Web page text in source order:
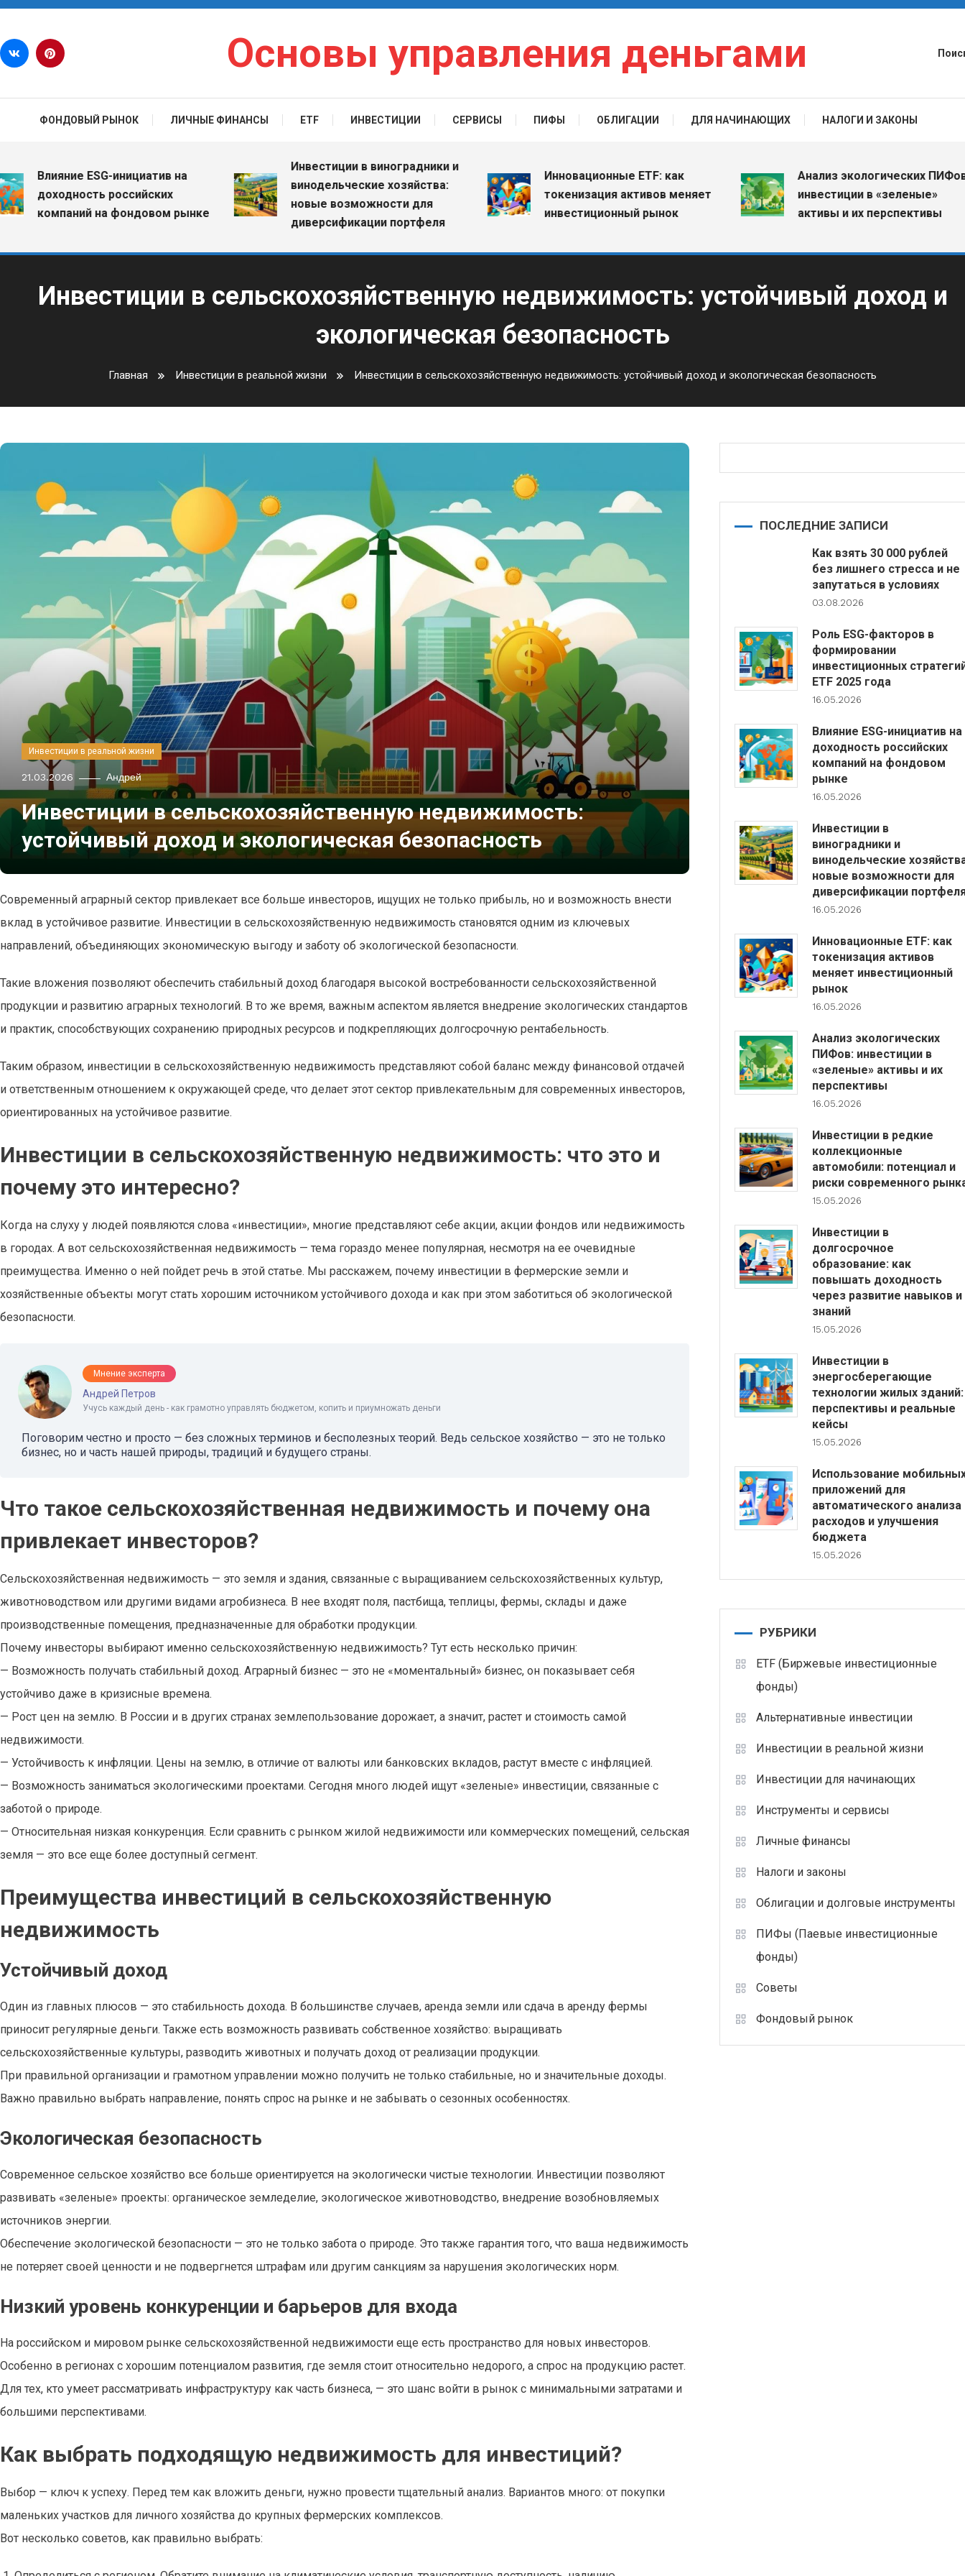
Перейти к содержимому
Основы управления деньгами
ФОНДОВЫЙ РЫНОК ЛИЧНЫЕ ФИНАНСЫ ETF ИНВЕСТИЦИИ СЕРВИСЫ ПИФЫ ОБЛИГАЦИИ ДЛЯ НАЧИНАЮЩИХ НАЛОГИ И ЗАКОНЫ
Влияние ESG-инициатив на
доходность российских
компаний на фондовом рынке
Инвестиции в виноградники и
винодельческие хозяйства:
новые возможности для
диверсификации портфеля
Инновационные ETF: как
токенизация активов меняет
инвестиционный рынок
Анализ экологических ПИФов:
инвестиции в «зеленые»
активы и их перспективы
Инвестиции в сельскохозяйственную недвижимость: устойчивый доход и
экологическая безопасность
Главная Инвестиции в реальной жизни Инвестиции в сельскохозяйственную недвижимость: устойчивый доход и экологическая безопасность
Инвестиции в реальной жизни
21.03.2026 Андрей
Инвестиции в сельскохозяйственную недвижимость:
устойчивый доход и экологическая безопасность
Современный аграрный сектор привлекает все больше инвесторов, ищущих не только прибыль, но и возможность внести
вклад в устойчивое развитие. Инвестиции в сельскохозяйственную недвижимость становятся одним из ключевых
направлений, объединяющих экономическую выгоду и заботу об экологической безопасности.
Такие вложения позволяют обеспечить стабильный доход благодаря высокой востребованности сельскохозяйственной
продукции и развитию аграрных технологий. В то же время, важным аспектом является внедрение экологических стандартов
и практик, способствующих сохранению природных ресурсов и подкрепляющих долгосрочную рентабельность.
Таким образом, инвестиции в сельскохозяйственную недвижимость представляют собой баланс между финансовой отдачей
и ответственным отношением к окружающей среде, что делает этот сектор привлекательным для современных инвесторов,
ориентированных на устойчивое развитие.
Инвестиции в сельскохозяйственную недвижимость: что это и
почему это интересно?
Когда на слуху у людей появляются слова «инвестиции», многие представляют себе акции, акции фондов или недвижимость
в городах. А вот сельскохозяйственная недвижимость — тема гораздо менее популярная, несмотря на ее очевидные
преимущества. Именно о ней пойдет речь в этой статье. Мы расскажем, почему инвестиции в фермерские земли и
хозяйственные объекты могут стать хорошим источником устойчивого дохода и как при этом заботиться об экологической
безопасности.
Мнение эксперта
Андрей Петров
Учусь каждый день - как грамотно управлять бюджетом, копить и приумножать деньги
Поговорим честно и просто — без сложных терминов и бесполезных теорий. Ведь сельское хозяйство — это не только
бизнес, но и часть нашей природы, традиций и будущего страны.
Что такое сельскохозяйственная недвижимость и почему она
привлекает инвесторов?
Сельскохозяйственная недвижимость — это земля и здания, связанные с выращиванием сельскохозяйственных культур,
животноводством или другими видами агробизнеса. В нее входят поля, пастбища, теплицы, фермы, склады и даже
производственные помещения, предназначенные для обработки продукции.
Почему инвесторы выбирают именно сельскохозяйственную недвижимость? Тут есть несколько причин:
— Возможность получать стабильный доход. Аграрный бизнес — это не «моментальный» бизнес, он показывает себя
устойчиво даже в кризисные времена.
— Рост цен на землю. В России и в других странах землепользование дорожает, а значит, растет и стоимость самой
недвижимости.
— Устойчивость к инфляции. Цены на землю, в отличие от валюты или банковских вкладов, растут вместе с инфляцией.
— Возможность заниматься экологическими проектами. Сегодня много людей ищут «зеленые» инвестиции, связанные с
заботой о природе.
— Относительная низкая конкуренция. Если сравнить с рынком жилой недвижимости или коммерческих помещений, сельская
земля — это все еще более доступный сегмент.
Преимущества инвестиций в сельскохозяйственную
недвижимость
Устойчивый доход
Один из главных плюсов — это стабильность дохода. В большинстве случаев, аренда земли или сдача в аренду фермы
приносит регулярные деньги. Также есть возможность развивать собственное хозяйство: выращивать
сельскохозяйственные культуры, разводить животных и получать доход от реализации продукции.
При правильной организации и грамотном управлении можно получить не только стабильные, но и значительные доходы.
Важно правильно выбрать направление, понять спрос на рынке и не забывать о сезонных особенностях.
Экологическая безопасность
Современное сельское хозяйство все больше ориентируется на экологически чистые технологии. Инвестиции позволяют
развивать «зеленые» проекты: органическое земледелие, экологическое животноводство, внедрение возобновляемых
источников энергии.
Обеспечение экологической безопасности — это не только забота о природе. Это также гарантия того, что ваша недвижимость
не потеряет своей ценности и не подвергнется штрафам или другим санкциям за нарушения экологических норм.
Низкий уровень конкуренции и барьеров для входа
На российском и мировом рынке сельскохозяйственной недвижимости еще есть пространство для новых инвесторов.
Особенно в регионах с хорошим потенциалом развития, где земля стоит относительно недорого, а спрос на продукцию растет.
Для тех, кто умеет рассматривать инфраструктуру как часть бизнеса, — это шанс войти в рынок с минимальными затратами и
большими перспективами.
Как выбрать подходящую недвижимость для инвестиций?
Выбор — ключ к успеху. Перед тем как вложить деньги, нужно провести тщательный анализ. Вариантов много: от покупки
маленьких участков для личного хозяйства до крупных фермерских комплексов.
Вот несколько советов, как правильно выбрать:
ПОСЛЕДНИЕ ЗАПИСИ
Как взять 30 000 рублей
без лишнего стресса и не
запутаться в условиях
03.08.2026
Роль ESG-факторов в
формировании
инвестиционных
ETF 2025 года
16.05.2026
Влияние ESG-инициатив на
доходность российских
компаний на фондовом
рынке
16.05.2026
Инвестиции в
виноградники и
винодельческие
новые возможности для
диверсификации
16.05.2026
Инновационные ETF: как
токенизация активов
меняет инвестиционный
рынок
16.05.2026
Анализ экологических
ПИФов: инвестиции в
«зеленые» активы и их
перспективы
16.05.2026
Инвестиции в редкие
коллекционные
автомобили: потенциал и
риски современного
15.05.2026
Инвестиции в
долгосрочное
образование: как
повышать доходность
через развитие навыков и
знаний
15.05.2026
Инвестиции в
энергосберегающие
технологии жилых зданий:
перспективы и реальные
кейсы
15.05.2026
Использование
приложений для
автоматического анализа
расходов и улучшения
бюджета
15.05.2026
РУБРИКИ
ETF (Биржевые инвестиционные
фонды)
Альтернативные инвестиции
Инвестиции в реальной жизни
Инвестиции для начинающих
Инструменты и сервисы
Личные финансы
Налоги и законы
Облигации и долговые инструменты
ПИФы (Паевые инвестиционные
фонды)
Советы
Фондовый рынок